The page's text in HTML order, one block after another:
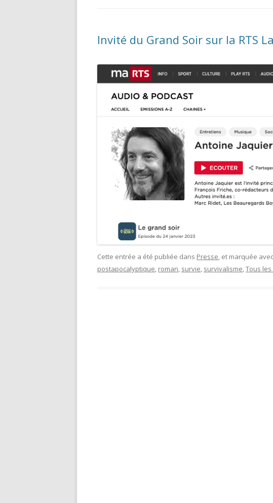
Invité du Grand Soir sur la RTS
Cette entrée a été publiée dans Presse, et marquée avec
postapocalyptique, roman, survie, survivalisme,Tous